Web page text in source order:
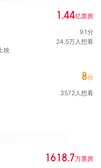
映
1.44亿票房
9.1分
24.5万人想看
8分
3572人想看
1618.7万票房